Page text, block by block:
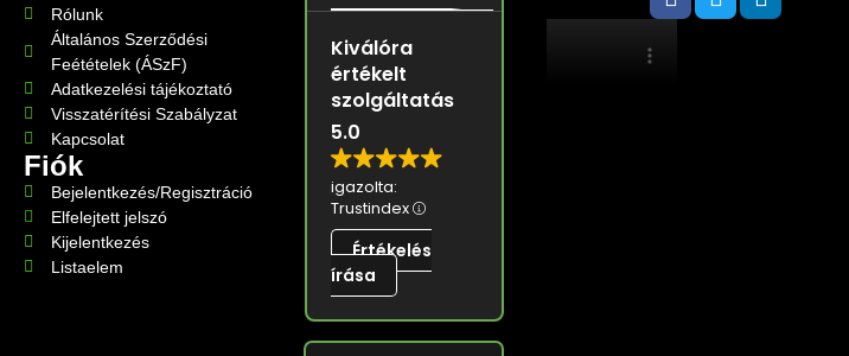
Rólunk
Általános Szerződési
Feétételek (ÁSzF)
Adatkezelési tájékoztató
Visszatérítési Szabályzat
Kapcsolat
Fiók
Bejelentkezés/Regisztráció
Elfelejtett jelszó
Kijelentkezés
Listaelem
Kiválóra
értékelt
szolgáltatás
5.0
igazolta:
Trustindex
Értékelés
írása